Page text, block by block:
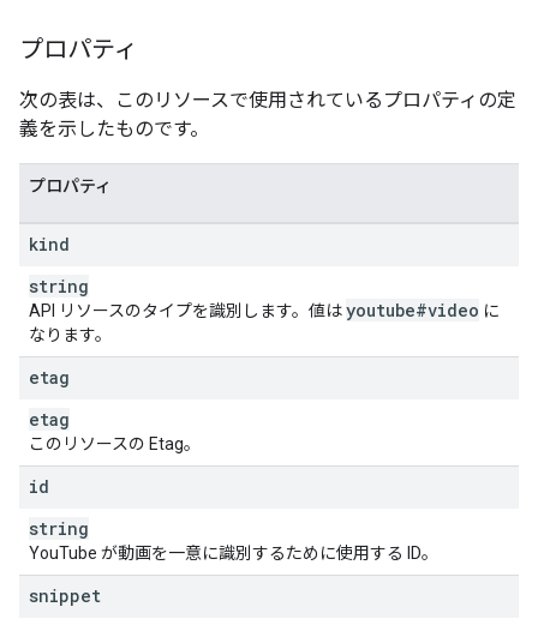
"
} ,
},
" contentDetails
" dimension
"allowed" : [
string
},
"contentRating":
" anatelRating : string
,
" bbfcRating": string
,
プロパティ
次の表は、このリソースで使用されているプロパティの定
義を示したものです。
プロパティ
kind
string
API リソースのタイプを識別します。値はyoutube#video に
なります。
etag
etag
このリソースの Etag。
id
string
YouTube が動画を一意に識別するために使用する ID。
snippet